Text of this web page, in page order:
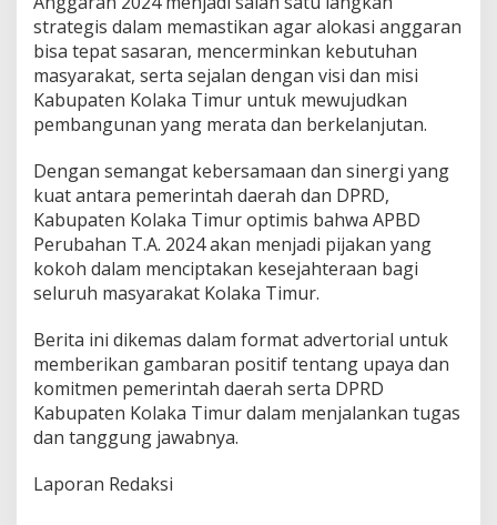
strategis dalam memastikan agar alokasi anggaran
bisa tepat sasaran, mencerminkan kebutuhan
masyarakat, serta sejalan dengan visi dan misi
Kabupaten Kolaka Timur untuk mewujudkan
pembangunan yang merata dan berkelanjutan.
Dengan semangat kebersamaan dan sinergi yang
kuat antara pemerintah daerah dan DPRD,
Kabupaten Kolaka Timur optimis bahwa APBD
Perubahan T.A. 2024 akan menjadi pijakan yang
kokoh dalam menciptakan kesejahteraan bagi
seluruh masyarakat Kolaka Timur.
Berita ini dikemas dalam format advertorial untuk
memberikan gambaran positif tentang upaya dan
komitmen pemerintah daerah serta DPRD
Kabupaten Kolaka Timur dalam menjalankan tugas
dan tanggung jawabnya.
Laporan Redaksi